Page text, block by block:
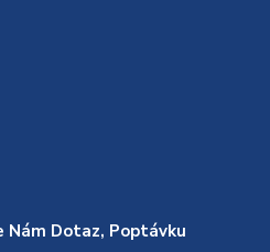
Nám Dotaz, Poptávku